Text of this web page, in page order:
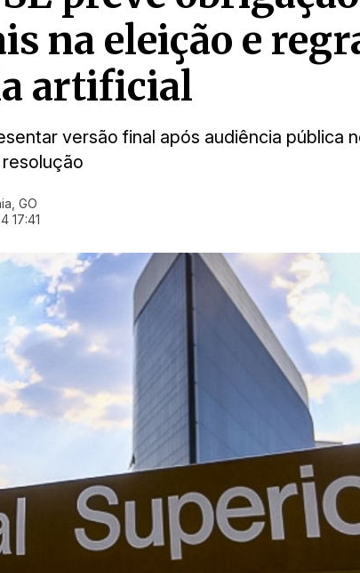
na eleição e
artificial
versão final após audiência pública
GO
17:41